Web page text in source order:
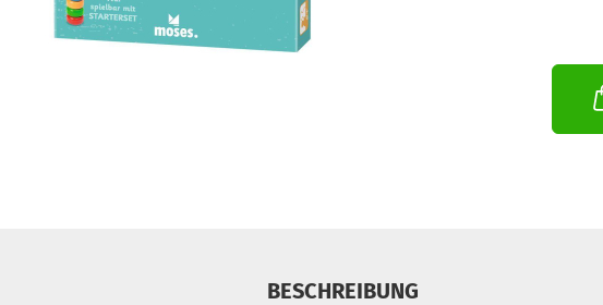
BESCHREIBUNG